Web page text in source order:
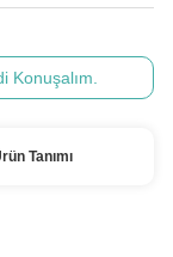
Konuşalım.
Tanımı